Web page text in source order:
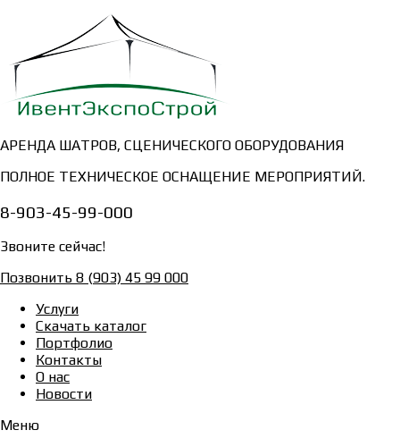
АРЕНДА ШАТРОВ, СЦЕНИЧЕСКОГО ОБОРУДОВАНИЯ
ПОЛНОЕ ТЕХНИЧЕСКОЕ ОСНАЩЕНИЕ МЕРОПРИЯТИЙ.
8-903-45-99-000
Звоните сейчас!
Позвонить 8 (903) 45 99 000
Услуги
Скачать каталог
Портфолио
Контакты
О нас
Новости
Меню